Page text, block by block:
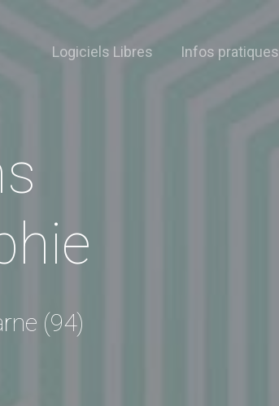
Logiciels Libres Infos pratiques
(94)